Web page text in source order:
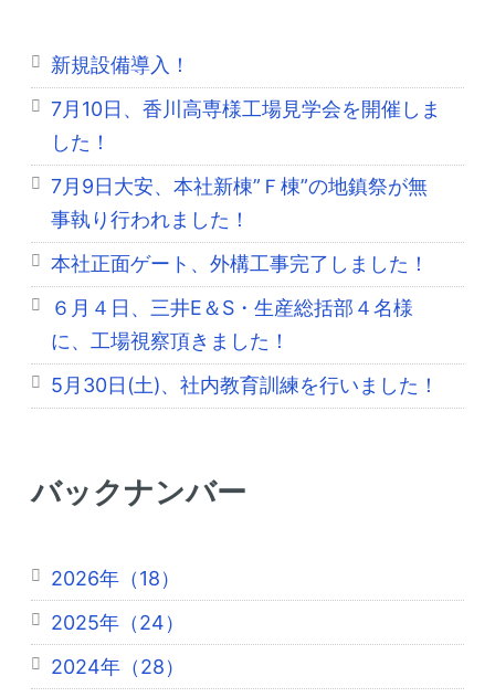
新規設備導入！
7月10日、香川高専様工場見学会を開催しま
した！
7月9日大安、本社新棟”Ｆ棟”の地鎮祭が無
事執り行われました！
本社正面ゲート、外構工事完了しました！
６月４日、三井E＆S・生産総括部４名様
に、工場視察頂きました！
5月30日(土)、社内教育訓練を行いました！
バックナンバー
2026年（18）
2025年（24）
2024年（28）